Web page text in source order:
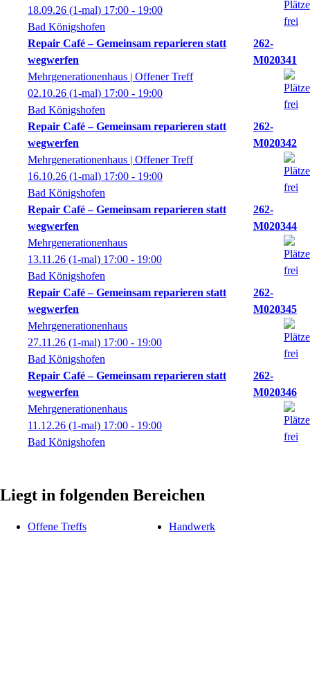
18.09.26 (1-mal) 17:00 - 19:00
Bad Königshofen
Repair Café – Gemeinsam reparieren statt
wegwerfen
262-
M020341
Mehrgenerationenhaus | Offener Treff
02.10.26 (1-mal) 17:00 - 19:00
Bad Königshofen
Repair Café – Gemeinsam reparieren statt
wegwerfen
262-
M020342
Mehrgenerationenhaus | Offener Treff
16.10.26 (1-mal) 17:00 - 19:00
Bad Königshofen
Repair Café – Gemeinsam reparieren statt
wegwerfen
262-
M020344
Mehrgenerationenhaus
13.11.26 (1-mal) 17:00 - 19:00
Bad Königshofen
Repair Café – Gemeinsam reparieren statt
wegwerfen
262-
M020345
Mehrgenerationenhaus
27.11.26 (1-mal) 17:00 - 19:00
Bad Königshofen
Repair Café – Gemeinsam reparieren statt
wegwerfen
262-
M020346
Mehrgenerationenhaus
11.12.26 (1-mal) 17:00 - 19:00
Bad Königshofen
Liegt in folgenden Bereichen
Offene Treffs Handwerk